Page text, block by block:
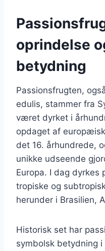
oprindelse
betydning
Passionsfrugten,
edulis, stammer fra
været dyrket i
opdaget af
det 16. århundrede,
unikke udseende
Europa. I dag dyrkes
tropiske og
herunder i Brasilien,
Historisk set har
symbolsk betydning